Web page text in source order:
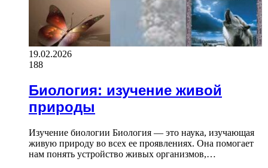
19.02.2026
188
Биология: изучение живой
природы
Изучение биологии Биология — это наука, изучающая
живую природу во всех ее проявлениях. Она помогает
нам понять устройство живых организмов,…